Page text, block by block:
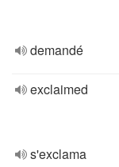
demandé
exclaimed
s'exclama